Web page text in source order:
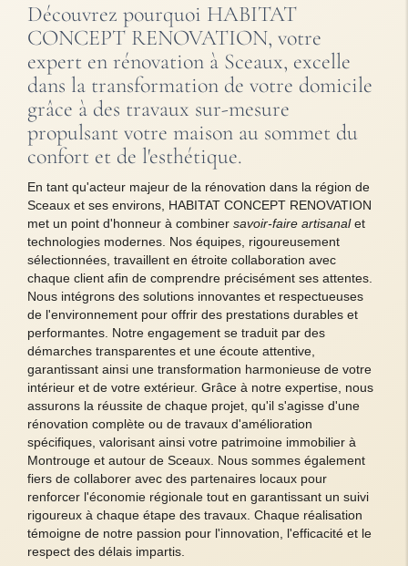
Découvrez pourquoi HABITAT
CONCEPT RENOVATION, votre
expert en rénovation à Sceaux, excelle
dans la transformation de votre domicile
grâce à des travaux sur-mesure
propulsant votre maison au sommet du
confort et de l'esthétique.
En tant qu'acteur majeur de la rénovation dans la région de
Sceaux et ses environs, HABITAT CONCEPT RENOVATION
met un point d'honneur à combiner savoir-faire artisanalet
technologies modernes. Nos équipes, rigoureusement
sélectionnées, travaillent en étroite collaboration avec
chaque client afin de comprendre précisément ses attentes.
Nous intégrons des solutions innovantes et respectueuses
de l'environnement pour offrir des prestations durables et
performantes. Notre engagement se traduit par des
démarches transparentes et une écoute attentive,
garantissant ainsi une transformation harmonieuse de votre
intérieur et de votre extérieur. Grâce à notre expertise, nous
assurons la réussite de chaque projet, qu'il s'agisse d'une
rénovation complète ou de travaux d'amélioration
spécifiques, valorisant ainsi votre patrimoine immobilier à
Montrouge et autour de Sceaux. Nous sommes également
fiers de collaborer avec des partenaires locaux pour
renforcer l'économie régionale tout en garantissant un suivi
rigoureux à chaque étape des travaux. Chaque réalisation
témoigne de notre passion pour l'innovation, l'efficacité et le
respect des délais impartis.